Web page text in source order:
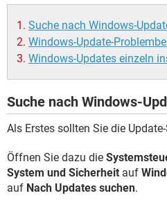
Suche nach Windows-
Windows-Update-
Windows-Updates einzeln
Suche nach Windows-
Als Erstes sollten Sie die
Öffnen Sie dazu die
System und Sicherheit auf
auf Nach Updates suchen.